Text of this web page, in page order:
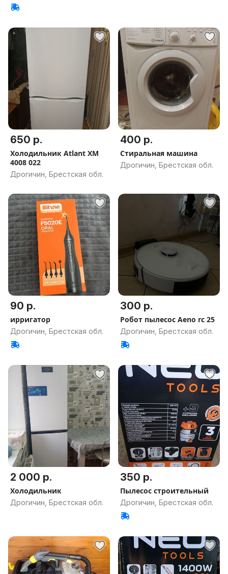
650 р.
Холодильник Atlant XM
4008 022
Дрогичин, Брестская обл.
400 р.
Стиральная машина
Дрогичин, Брестская обл.
90 р.
ирригатор
Дрогичин, Брестская обл.
300 р.
Робот пылесос Aeno rc 25
Дрогичин, Брестская обл.
2 000 р.
Холодильник
Дрогичин, Брестская обл.
350 р.
Пылесос строительный
Дрогичин, Брестская обл.